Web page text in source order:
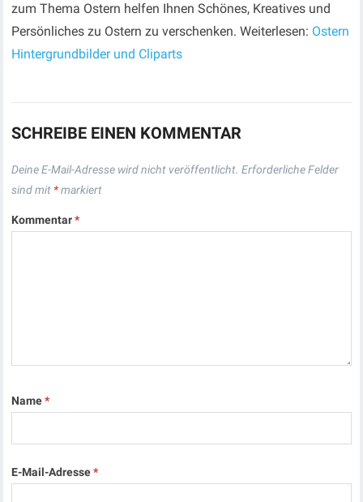
zum Thema Ostern helfen Ihnen Schönes, Kreatives und
Persönliches zu Ostern zu verschenken. Weiterlesen: Ostern
Hintergrundbilder und Cliparts
SCHREIBE EINEN KOMMENTAR
Deine E-Mail-Adresse wird nicht veröffentlicht. Erforderliche Felder
sind mit *markiert
Kommentar*
Name*
E-Mail-Adresse*